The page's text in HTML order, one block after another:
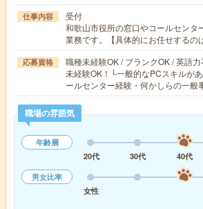
仕事内容
受付
和歌山市役所の窓口やコールセンタ
業務です。【具体的にお任せする
応募資格
職種未経験OK / ブランクOK / 英語
未経験OK！└一般的なPCスキルが
ールセンター経験・何かしらの一
職場の雰囲気
年齢層
20代
30代 40代
男女比率
女性